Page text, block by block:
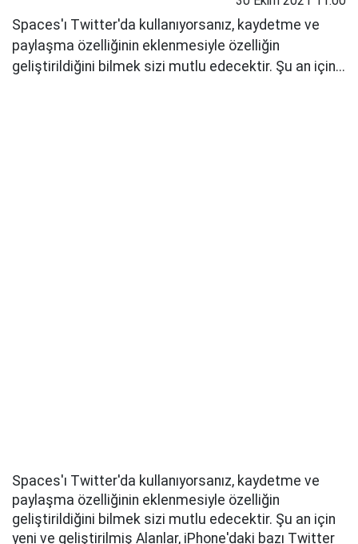
Spaces'ı Twitter'da kullanıyorsanız, kaydetme ve
paylaşma özelliğinin eklenmesiyle özelliğin
geliştirildiğini bilmek sizi mutlu edecektir. Şu an için...
Spaces'ı Twitter'da kullanıyorsanız, kaydetme ve
paylaşma özelliğinin eklenmesiyle özelliğin
geliştirildiğini bilmek sizi mutlu edecektir. Şu an için
yeni ve geliştirilmiş Alanlar, iPhone'daki bazı Twitter